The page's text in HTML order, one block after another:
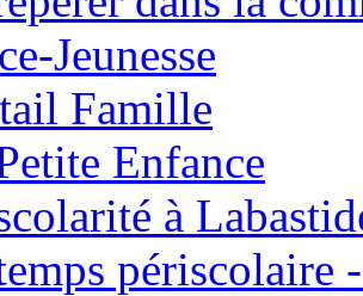
Jeunesse
Famille
Enfance
à
périscolaire